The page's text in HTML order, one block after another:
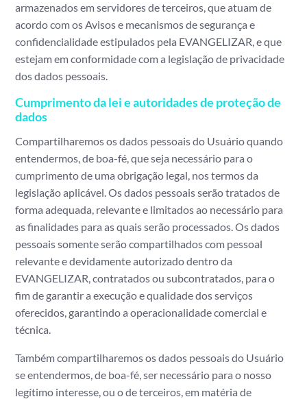
armazenados em servidores de terceiros, que atuam de
acordo com os Avisos e mecanismos de segurança e
confidencialidade estipulados pela EVANGELIZAR, e que
estejam em conformidade com a legislação de privacidade
dos dados pessoais.
Cumprimento da lei e autoridades de proteção de
dados
Compartilharemos os dados pessoais do Usuário quando
entendermos, de boa-fé, que seja necessário para o
cumprimento de uma obrigação legal, nos termos da
legislação aplicável. Os dados pessoais serão tratados de
forma adequada, relevante e limitados ao necessário para
as finalidades para as quais serão processados. Os dados
pessoais somente serão compartilhados com pessoal
relevante e devidamente autorizado dentro da
EVANGELIZAR, contratados ou subcontratados, para o
fim de garantir a execução e qualidade dos serviços
oferecidos, garantindo a operacionalidade comercial e
técnica.
Também compartilharemos os dados pessoais do Usuário
se entendermos, de boa-fé, ser necessário para o nosso
legítimo interesse, ou o de terceiros, em matéria de